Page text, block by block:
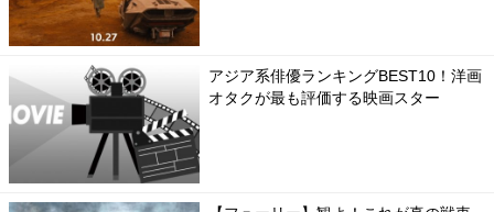
アジア系俳優ランキングBEST10！洋画
オタクが最も評価する映画スター